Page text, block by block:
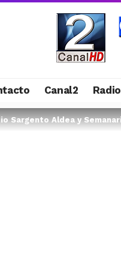
Canal2
Sargento Aldea y